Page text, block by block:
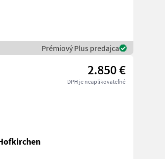
Prémiový Plus predajca
2.850 €
DPH je neaplikovateľné